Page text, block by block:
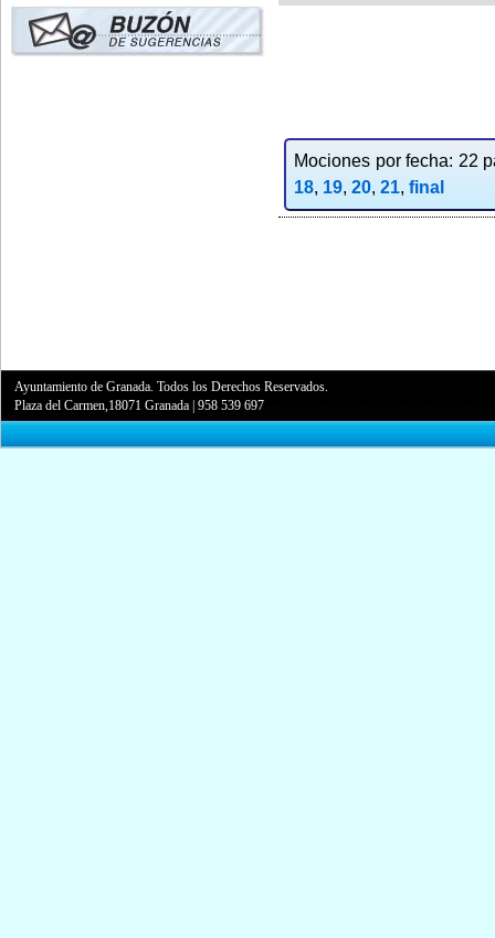
Mociones por fecha: 22
18, 19, 20, 21, final
Ayuntamiento de Granada. Todos los Derechos Reservados.
Plaza del Carmen,18071 Granada |958 539 697